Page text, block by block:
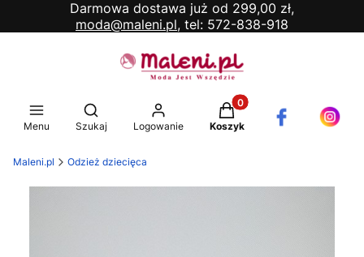
Darmowa dostawa już od 299,00 zł,
moda@maleni.pl, tel: 572-838-918
Menu
Otwórz wyszukiwarkę
Szukaj Logowanie
Produkty w koszyku: 0.
Koszyk
Maleni.pl Odzież dziecięca